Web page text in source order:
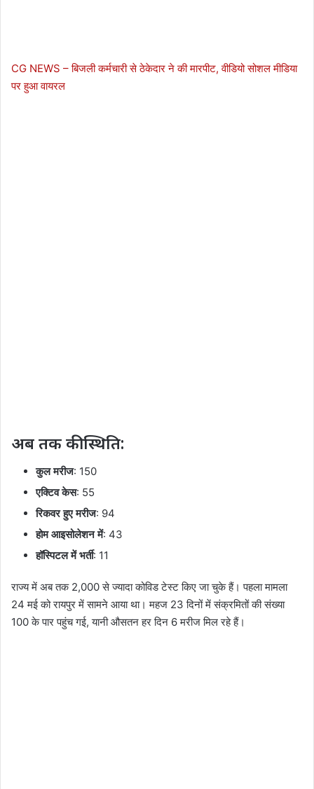
CG NEWS – बिजली कर्मचारी से ठेकेदार ने की मारपीट, वीडियो सोशल मीडिया
पर हुआ वायरल
अब तक की स्थिति:
कुल मरीज: 150
एक्टिव केस: 55
रिकवर हुए मरीज: 94
होम आइसोलेशन में: 43
हॉस्पिटल में भर्ती: 11
राज्य में अब तक 2,000 से ज्यादा कोविड टेस्ट किए जा चुके हैं। पहला मामला
24 मई को रायपुर में सामने आया था। महज 23 दिनों में संक्रमितों की संख्या
100 के पार पहुंच गई, यानी औसतन हर दिन 6 मरीज मिल रहे हैं।